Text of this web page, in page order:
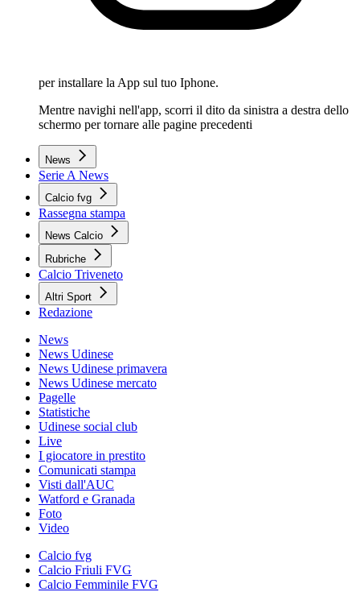
per installare la App sul tuo Iphone.
Mentre navighi nell'app, scorri il dito da sinistra a destra dello
schermo per tornare alle pagine precedenti
News
Serie A News
Calcio fvg
Rassegna stampa
News Calcio
Rubriche
Calcio Triveneto
Altri Sport
Redazione
News
News Udinese
News Udinese primavera
News Udinese mercato
Pagelle
Statistiche
Udinese social club
Live
I giocatore in prestito
Comunicati stampa
Visti dall'AUC
Watford e Granada
Foto
Video
Calcio fvg
Calcio Friuli FVG
Calcio Femminile FVG